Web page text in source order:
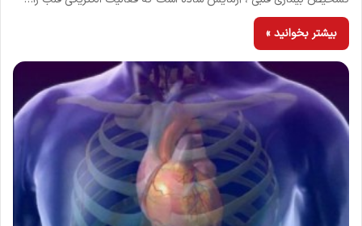
بیشتر بخوانید »